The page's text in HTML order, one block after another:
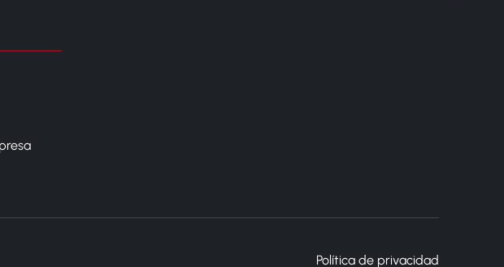
Política de privacidad